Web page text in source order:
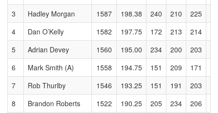
3
Hadley Morgan 1587 198.38 240 210 225
4
Dan O’Kelly 1582 197.75 172 213 214
5
Adrian Devey 1560 195.00 234 200 203
6
Mark Smith (A) 1558 194.75 151 209 171
7
Rob Thurlby 1546 193.25 151 191 203
8
Brandon Roberts 1522 190.25 205 234 206